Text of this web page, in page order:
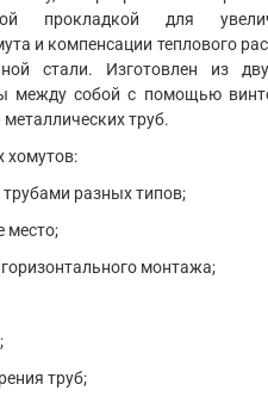
прокладкой для
и компенсации теплового
стали. Изготовлен из
между собой с помощью
труб.
хомутов:
разных типов;
место;
монтажа;
труб;